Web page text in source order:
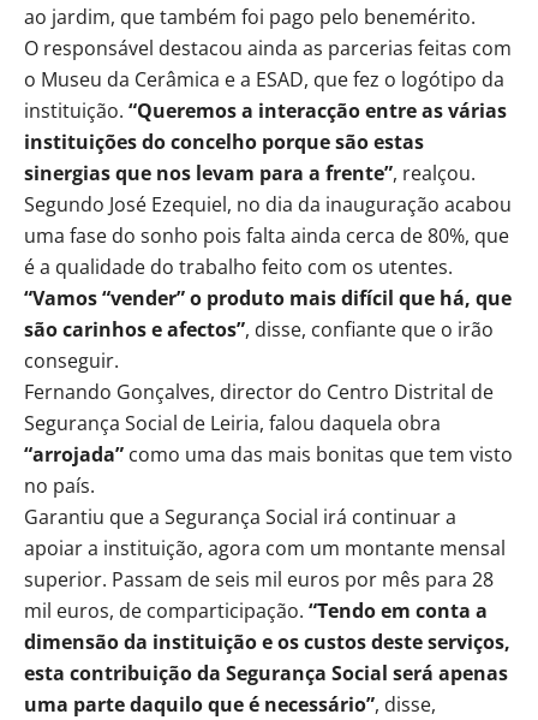
ao jardim, que também foi pago pelo benemérito.
O responsável destacou ainda as parcerias feitas com
o Museu da Cerâmica e a ESAD, que fez o logótipo da
instituição. “Queremos a interacção entre as várias
instituições do concelho porque são estas
sinergias que nos levam para a frente”, realçou.
Segundo José Ezequiel, no dia da inauguração acabou
uma fase do sonho pois falta ainda cerca de 80%, que
é a qualidade do trabalho feito com os utentes.
“Vamos “vender” o produto mais difícil que há, que
são carinhos e afectos”, disse, confiante que o irão
conseguir.
Fernando Gonçalves, director do Centro Distrital de
Segurança Social de Leiria, falou daquela obra
“arrojada” como uma das mais bonitas que tem visto
no país.
Garantiu que a Segurança Social irá continuar a
apoiar a instituição, agora com um montante mensal
superior. Passam de seis mil euros por mês para 28
mil euros, de comparticipação. “Tendo em conta a
dimensão da instituição e os custos deste serviços,
esta contribuição da Segurança Social será apenas
uma parte daquilo que é necessário”, disse,